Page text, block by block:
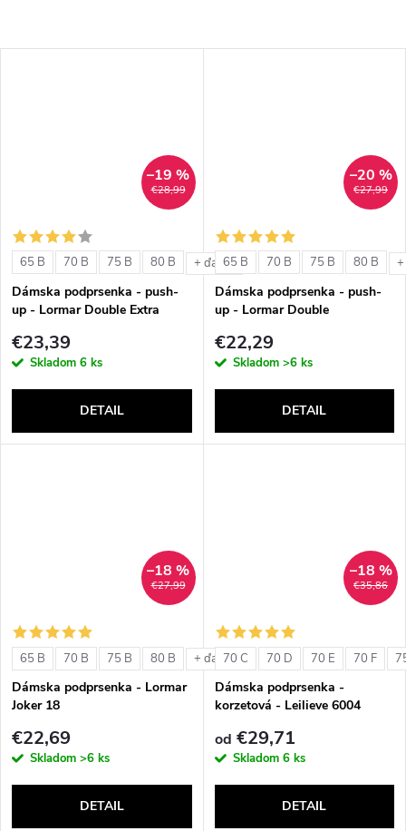
€28,99
–19 %
65 B 70 B 75 B 80 B + ďalšie
Dámska podprsenka - push-
up - Lormar Double Extra
€23,39
Skladom 6 ks
DETAIL
€27,99
–20 %
65 B 70 B 75 B 80 B
Dámska podprsenka - push-
up - Lormar Double
€22,29
Skladom >6 ks
DETAIL
€27,99
–18 %
65 B 70 B 75 B 80 B + ďalšie
Dámska podprsenka - Lormar
Joker 18
€22,69
Skladom >6 ks
DETAIL
€35,86
–18 %
70 C 70 D 70 E 70 F
Dámska podprsenka -
korzetová - Leilieve 6004
od €29,71
Skladom 6 ks
DETAIL